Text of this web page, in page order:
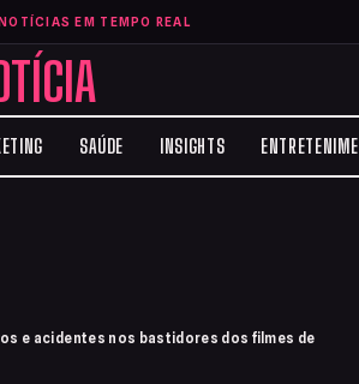
EM TEMPO REAL
SAÚDE INSIGHTS
e acidentes nos bastidores dos filmes de